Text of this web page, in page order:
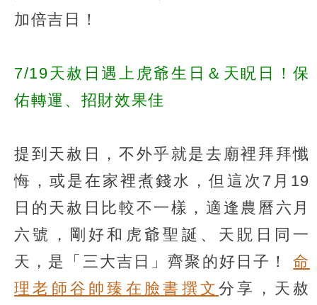
加倍吉日！
7/19天赦日遇上虎爺生日＆天眖日！保
佑轉運、招財效果佳
提到天赦日，不外乎就是去廟裡拜拜懺
悔，或是在家裡煮錢水，但這次7月19
日的天赦日比較不一樣，適逢農曆六月
六號，剛好和虎爺聖誕、天貺日同一
天，是「三大吉日」齊聚的好日子！命
理老師谷帥臻在臉書撰文分享，天赦